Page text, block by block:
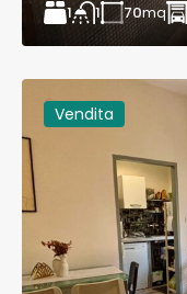
1 1 70mq
Vendita